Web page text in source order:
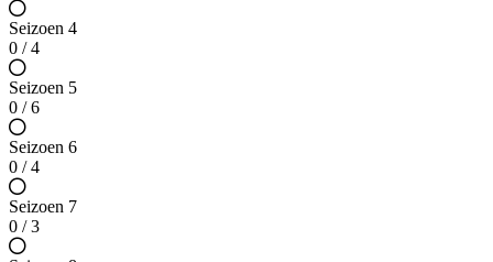
Seizoen 4
0 / 4
Seizoen 5
0 / 6
Seizoen 6
0 / 4
Seizoen 7
0 / 3